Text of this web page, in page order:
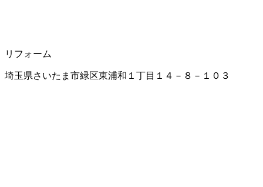
リフォーム
埼玉県さいたま市緑区東浦和１丁目１４－８－１０３